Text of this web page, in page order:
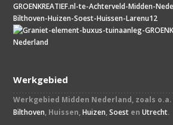
Werkgebied
Werkgebied Midden Nederland, zoals o.a.
Bilthoven, Huissen,Huizen,Soest en Utrecht.